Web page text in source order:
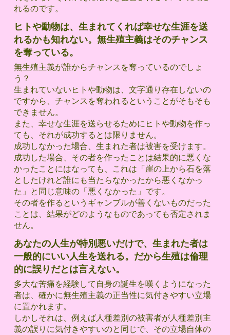
れるのです。
ヒトや動物は、生まれてくれば幸せな生涯を送
れるかも知れない。無生殖主義はそのチャンス
を奪っている。
無生殖主義が誰からチャンスを奪っているのでしょ
う？
生まれていないヒトや動物は、文字通り存在しないの
ですから、チャンスを奪われるということがそもそも
できません。
また、幸せな生涯を送らせるためにヒトや動物を作っ
ても、それが成功するとは限りません。
成功しなかった場合、生まれた者は被害を受けます。
成功した場合、その者を作ったことは結果的に悪くな
かったことにはなっても、これは「崖の上から石を落
としたけれど誰にも当たらなかったから悪くなかっ
た」と同じ意味の「悪くなかった」です。
その者を作るというギャンブルが善くないものだった
ことは、結果がどのようなものであっても否定されま
せん。
あなたの人生が特別悪いだけで、生まれた者は
一般的にいい人生を送れる。だから生殖は倫理
的に誤りだとは言えない。
多大な苦痛を経験して自身の誕生を嘆くようになった
者は、確かに無生殖主義の正当性に気付きやすい立場
に置かれます。
しかしそれは、例えば人種差別の被害者が人種差別主
義の誤りに気付きやすいのと同じで、その立場自体の